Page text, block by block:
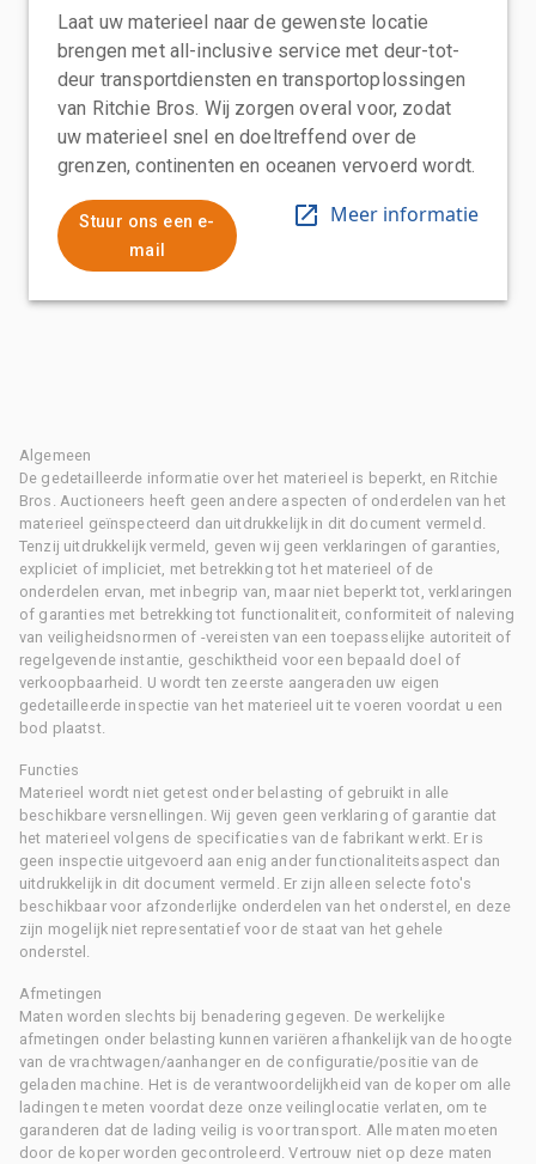
Laat uw materieel naar de gewenste locatie
brengen met all-inclusive service met deur-tot-
deur transportdiensten en transportoplossingen
van Ritchie Bros. Wij zorgen overal voor, zodat
uw materieel snel en doeltreffend over de
grenzen, continenten en oceanen vervoerd wordt.
Stuur ons een e-
mail
Meer informatie
Algemeen
De gedetailleerde informatie over het materieel is beperkt, en Ritchie
Bros. Auctioneers heeft geen andere aspecten of onderdelen van het
materieel geïnspecteerd dan uitdrukkelijk in dit document vermeld.
Tenzij uitdrukkelijk vermeld, geven wij geen verklaringen of garanties,
expliciet of impliciet, met betrekking tot het materieel of de
onderdelen ervan, met inbegrip van, maar niet beperkt tot, verklaringen
of garanties met betrekking tot functionaliteit, conformiteit of naleving
van veiligheidsnormen of -vereisten van een toepasselijke autoriteit of
regelgevende instantie, geschiktheid voor een bepaald doel of
verkoopbaarheid. U wordt ten zeerste aangeraden uw eigen
gedetailleerde inspectie van het materieel uit te voeren voordat u een
bod plaatst.
Functies
Materieel wordt niet getest onder belasting of gebruikt in alle
beschikbare versnellingen. Wij geven geen verklaring of garantie dat
het materieel volgens de specificaties van de fabrikant werkt. Er is
geen inspectie uitgevoerd aan enig ander functionaliteitsaspect dan
uitdrukkelijk in dit document vermeld. Er zijn alleen selecte foto's
beschikbaar voor afzonderlijke onderdelen van het onderstel, en deze
zijn mogelijk niet representatief voor de staat van het gehele
onderstel.
Afmetingen
Maten worden slechts bij benadering gegeven. De werkelijke
afmetingen onder belasting kunnen variëren afhankelijk van de hoogte
van de vrachtwagen/aanhanger en de configuratie/positie van de
geladen machine. Het is de verantwoordelijkheid van de koper om alle
ladingen te meten voordat deze onze veilinglocatie verlaten, om te
garanderen dat de lading veilig is voor transport. Alle maten moeten
door de koper worden gecontroleerd. Vertrouw niet op deze maten